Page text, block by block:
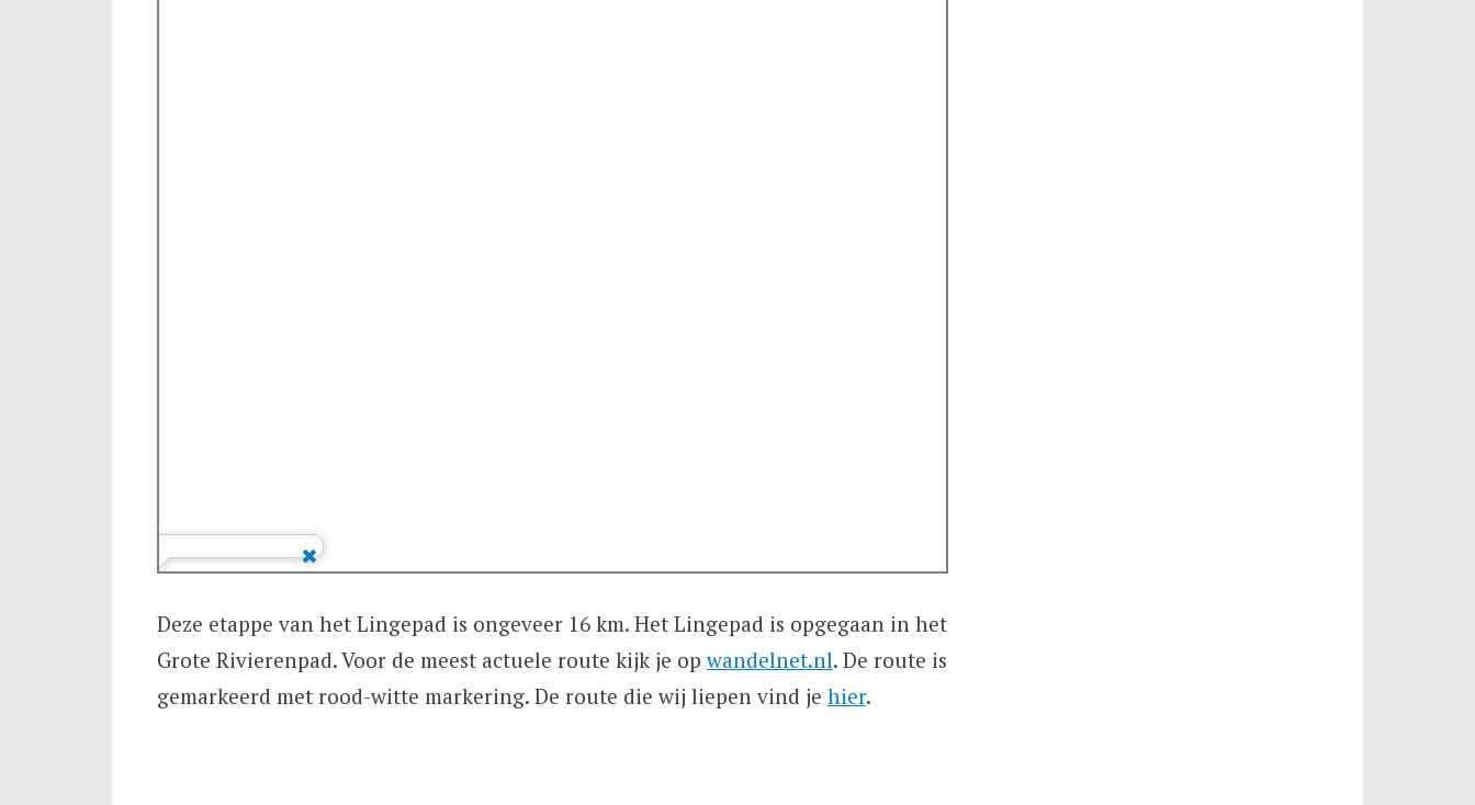
Deze etappe van het Lingepad is ongeveer 16 km. Het Lingepad is opgegaan in het
Grote Rivierenpad. Voor de meest actuele route kijk je opwandelnet.nl. De route is
gemarkeerd met rood-witte markering. De route die wij liepen vind je hier.